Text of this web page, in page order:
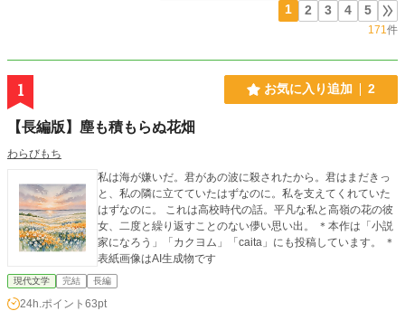
1 2 3 4 5
171件
1 お気に入り追加 2
【長編版】塵も積もらぬ花畑
わらびもち
私は海が嫌いだ。君があの波に殺されたから。君はまだきっ
と、私の隣に立てていたはずなのに。私を支えてくれていた
はずなのに。 これは高校時代の話。平凡な私と高嶺の花の彼
女、二度と繰り返すことのない儚い思い出。 ＊本作は「小説
家になろう」「カクヨム」「caita」にも投稿しています。 ＊
表紙画像はAI生成物です
現代文学 完結 長編
24h.ポイント 63pt